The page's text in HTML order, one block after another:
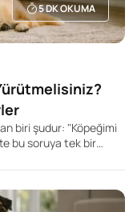
5DK OKUMA
biri şudur: "Köpeğimi
bu soruya tek bir